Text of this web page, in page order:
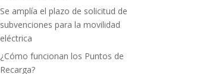
Se amplía el plazo de solicitud de
subvenciones para la movilidad
eléctrica
¿Cómo funcionan los Puntos de
Recarga?